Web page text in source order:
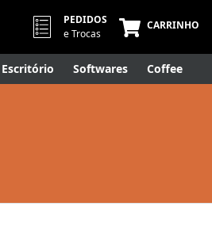
PEDIDOS
e Trocas
CARRINHO
Escritório Softwares Coffee